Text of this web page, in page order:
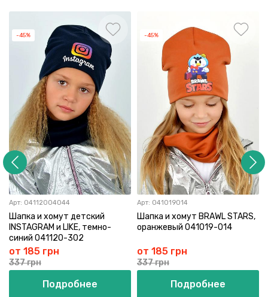
-45%
Арт: 04112004044
Шапка и хомут детский
INSTAGRAM и LIKE, темнo-
синий 041120-302
от 185 грн
337 грн
Подробнее
-45%
Арт: 041019014
Шапка и хомут BRAWL STARS,
оранжевый 041019-014
от 185 грн
337 грн
Подробнее